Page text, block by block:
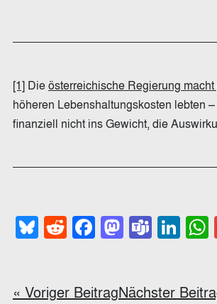
[1] Dieösterreichische Regierung
höheren Lebenshaltungskosten lebten
finanziell nicht ins Gewicht, die
Bluesky
Reddit
Facebook
« Voriger BeitragNächster